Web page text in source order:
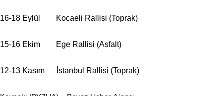
16-18 Eylül Kocaeli Rallisi (Toprak)
15-16 Ekim Ege Rallisi (Asfalt)
12-13 Kasım İstanbul Rallisi (Toprak)